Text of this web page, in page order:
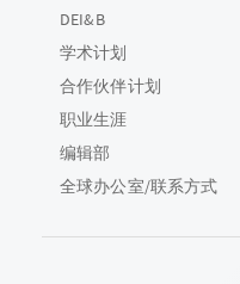
DEI&B
学术计划
合作伙伴计划
职业生涯
编辑部
全球办公室/联系方式